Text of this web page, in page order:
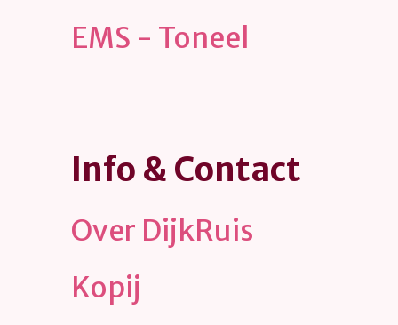
EMS - Toneel
Info & Contact
Over DijkRuis
Kopij